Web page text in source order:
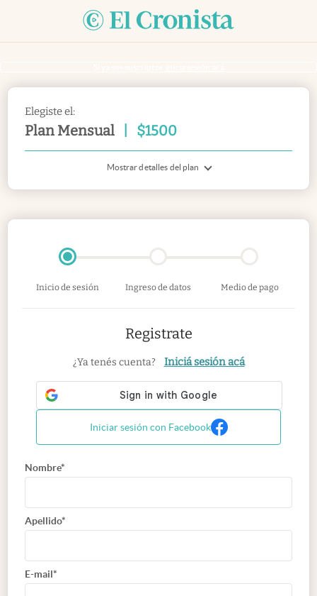
Elegiste el:
Plan Mensual $1500
Mostrar detalles del plan
Inicio de sesión Ingreso de datos Medio de pago
Registrate
¿Ya tenés cuenta? Iniciá sesión acá
Iniciar sesión con Facebook
Nombre*
Apellido*
E-mail*